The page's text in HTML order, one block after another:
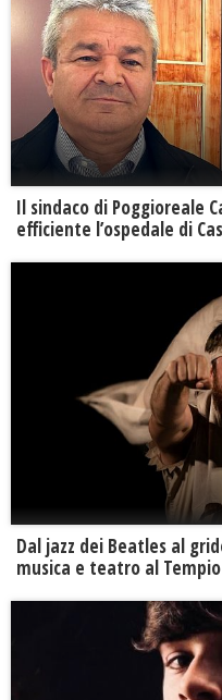
Il sindaco di Poggioreale
efficiente l’ospedale di
Dal jazz dei Beatles al
musica e teatro al